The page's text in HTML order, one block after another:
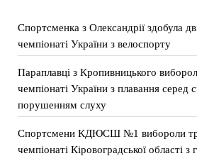
Спортсменка з Олександрії здобула
чемпіонаті України з велоспорту
Параплавці з Кропивницького
чемпіонаті України з плавання серед
порушенням слуху
Спортсмени КДЮСШ №1 вибороли
чемпіонаті Кіровоградської області